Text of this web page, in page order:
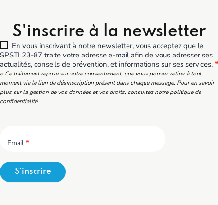
S'inscrire à la newsletter
En vous inscrivant à notre newsletter, vous acceptez que le
SPSTI 23-87 traite votre adresse e-mail afin de vous adresser ses
actualités, conseils de prévention, et informations sur ses services. *
o Ce traitement repose sur votre consentement, que vous pouvez retirer à tout
moment via le lien de désinscription présent dans chaque message. Pour en savoir
plus sur la gestion de vos données et vos droits, consultez notre politique de
confidentialité.
Email *
S'inscrire